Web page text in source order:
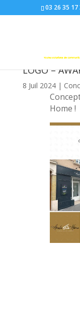
03 26 35 17
LOGO –
8 Juil 2024|
Home !